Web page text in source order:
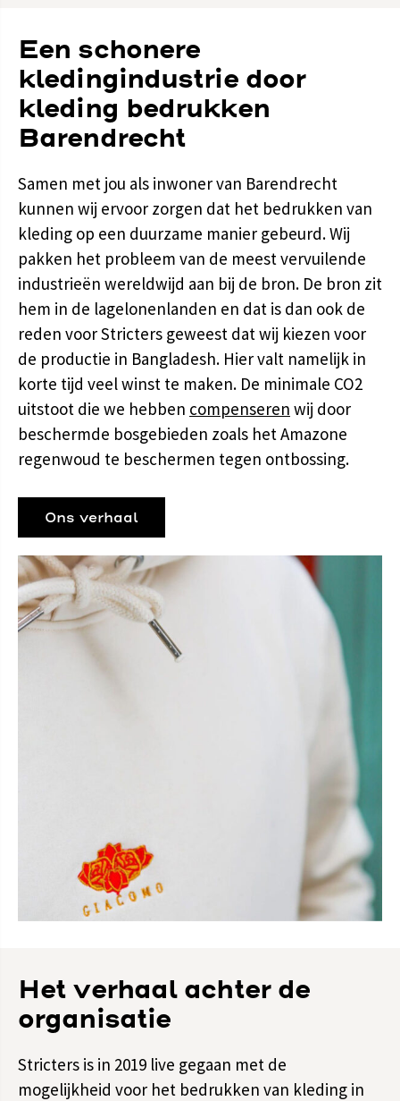
Een schonere
kledingindustrie door
kleding bedrukken
Barendrecht
Samen met jou als inwoner van Barendrecht
kunnen wij ervoor zorgen dat het bedrukken van
kleding op een duurzame manier gebeurd. Wij
pakken het probleem van de meest vervuilende
industrieën wereldwijd aan bij de bron. De bron zit
hem in de lagelonenlanden en dat is dan ook de
reden voor Stricters geweest dat wij kiezen voor
de productie in Bangladesh. Hier valt namelijk in
korte tijd veel winst te maken. De minimale CO2
uitstoot die we hebben compenseren wij door
beschermde bosgebieden zoals het Amazone
regenwoud te beschermen tegen ontbossing.
Ons verhaal
Het verhaal achter de
organisatie
Stricters is in 2019 live gegaan met de
mogelijkheid voor het bedrukken van kleding in